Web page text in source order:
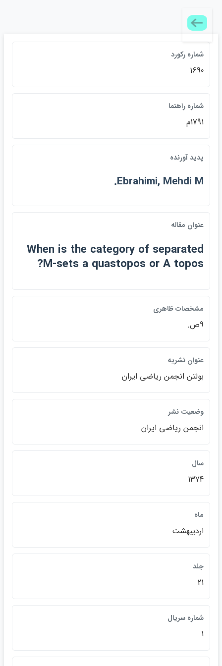
شماره رکورد
1690
شماره راهنما
1791م
پديد آورنده
Ebrahimi, Mehdi M.
عنوان مقاله
When is the category of separated
M-sets a quastopos or A topos?
مشخصات ظاهري
9ص.
عنوان نشريه
بولتن انجمن رياضي ايران
وضعيت نشر
انجمن رياضي ايران
سال
1374
ماه
ارديبهشت
جلد
21
شماره سريال
1